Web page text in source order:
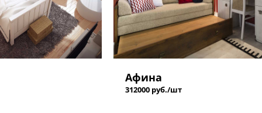
Афина
312000 руб./шт